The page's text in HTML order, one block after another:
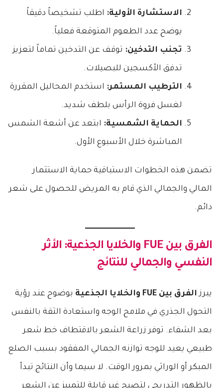
الاستشارة الأولية: اطلب تشخيصاً دقيقاً
يوضح عدد الطعوم المتوقعة فعلياً.
تجنب التدخين: توقف عن التدخين تماماً لتعزيز
تدفق الأكسجين للبصيلات.
الترطيب المستمر: استخدم المحاليل المقررة
لغسل فروة الرأس بلطف شديد.
الحماية الشمسية: ابتعد عن أشعة الشمس
المباشرة خلال الأسبوع الأول.
تضمن هذه الخطوات الاستباقية حماية الاستثمار
المالي والجمالي الذي قام به المريض للحصول على شعر
دائم.
الفرق بين FUE والخلايا الجذعية
: الأثر
النفسي والجمالي للنتائج
يبرزالفرق بين FUE والخلايا الجذعية بوضوح عند رؤية
التحول الجذري في ملامح الوجه واستعادة الثقة بالنفس
بعد الشفاء. توفر زراعة الشعر بالاقتطاف خط شعر
طبيعي يعيد للوجه توازنه الجمالي المفقود بسبب الصلع
المبكر أو الوراثي بمرور الوقت. لا سيما وأن النتائج تبدأ
بالظهور التدريجي لتصبح غير قابلة للتمييز عن الشعر